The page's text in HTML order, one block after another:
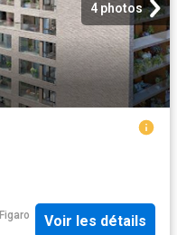
4 photos
Figaro
Voir les détails